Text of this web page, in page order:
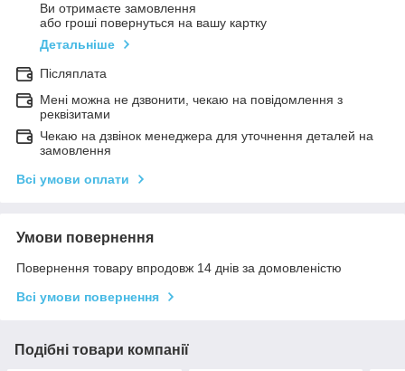
Ви отримаєте замовлення
або гроші повернуться на вашу картку
Детальніше
Післяплата
Мені можна не дзвонити, чекаю на повідомлення з
реквізитами
Чекаю на дзвінок менеджера для уточнення деталей на
замовлення
Всі умови оплати
Умови повернення
Повернення товару впродовж 14 днів за домовленістю
Всі умови повернення
Подібні товари компанії